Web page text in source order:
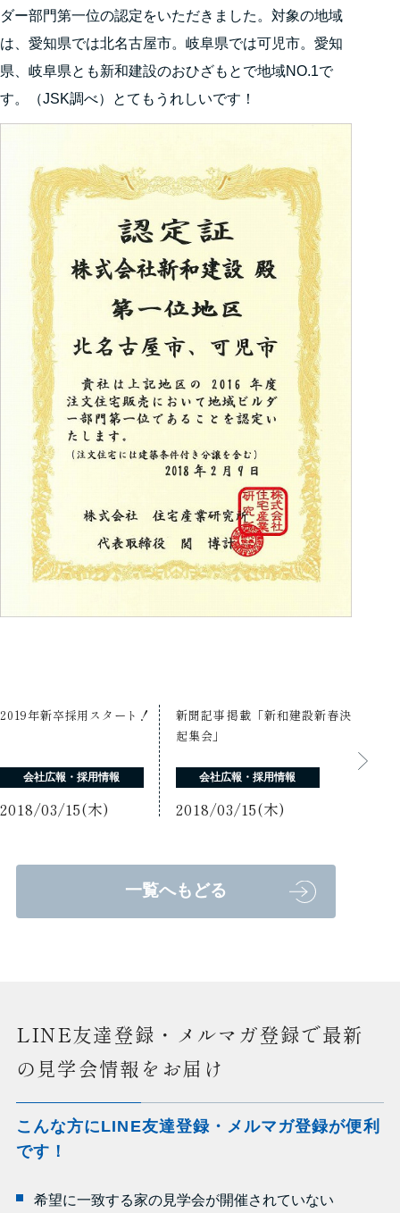
ダー部門第一位の認定をいただきました。対象の地域
は、愛知県では北名古屋市。岐阜県では可児市。愛知
県、岐阜県とも新和建設のおひざもとで地域NO.1で
す。（JSK調べ）とてもうれしいです！
2019年新卒採用スタート！
会社広報・採用情報
2018/03/15(木)
新聞記事掲載「新和建設新春決
起集会」
会社広報・採用情報
2018/03/15(木)
一覧へもどる
LINE友達登録・メルマガ登録で最新
の見学会情報をお届け
こんな方にLINE友達登録・メルマガ登録が便利
です！
希望に一致する家の見学会が開催されていない